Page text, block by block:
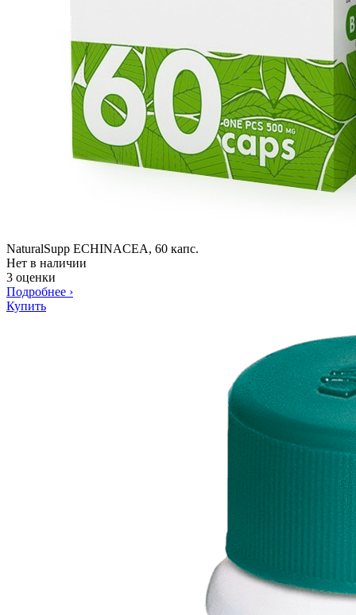
NaturalSupp ECHINACEA, 60 капс.
Нет в наличии
3 оценки
Подробнее ›
Купить